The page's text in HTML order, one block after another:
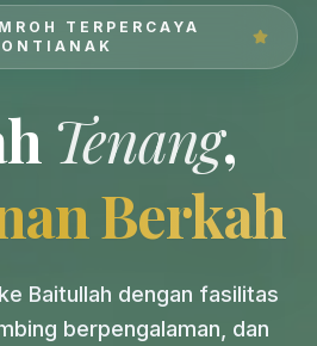
TERPERCAYA
Tenang,
Berkah
Baitullah dengan fasilitas
berpengalaman, dan